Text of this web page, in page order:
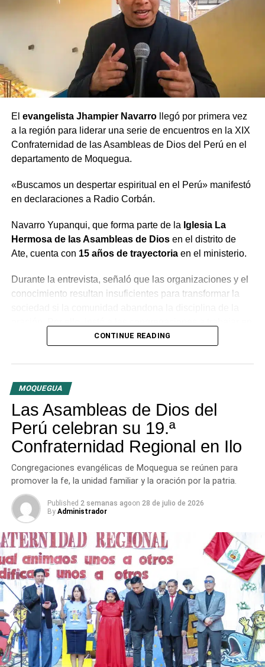
El evangelista Jhampier Navarrollegó por primera vez
a la región para liderar una serie de encuentros en la XIX
Confraternidad de las Asambleas de Dios del Perú en el
departamento de Moquegua.
«Buscamos un despertar espiritual en el Perú» manifestó
en declaraciones a Radio Corbán.
Navarro Yupanqui, que forma parte de la Iglesia La
Hermosa de las Asambleas de Diosen el distrito de
Ate, cuenta con 15 años de trayectoriaen el ministerio.
Durante la entrevista, señaló que las organizaciones y el
conocimiento resultan insuficientes para transformar la
conjunto bajo la guía del Espíritu Santo para generar un
las distintas congregaciones para impulsar la fe en las
tres provincias del departamento.
CONTINUE READING
MOQUEGUA
Las Asambleas de Dios del
Perú celebran su 19.ª
Confraternidad Regional en Ilo
Congregaciones evangélicas de Moquegua se reúnen para
promover la fe, la unidad familiar y la oración por la patria.
Published 2 semanas agoon 28 de julio de 2026
By Administrador